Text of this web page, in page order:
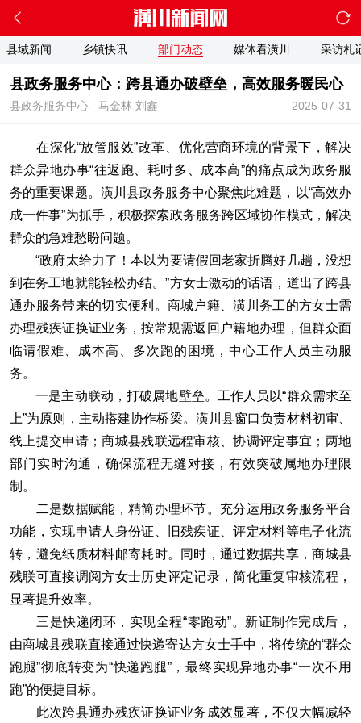
县域新闻 乡镇快讯 部门动态 媒体看潢川 采访札
县政务服务中心：跨县通办破壁垒，高效服务暖民心
2025-07-31
县政务服务中心 马金林 刘鑫
在深化“放管服效”改革、优化营商环境的背景下，解决
群众异地办事“往返跑、耗时多、成本高”的痛点成为政务服
务的重要课题。潢川县政务服务中心聚焦此难题，以“高效办
成一件事”为抓手，积极探索政务服务跨区域协作模式，解决
群众的急难愁盼问题。
“政府太给力了！本以为要请假回老家折腾好几趟，没想
到在务工地就能轻松办结。”方女士激动的话语，道出了跨县
通办服务带来的切实便利。商城户籍、潢川务工的方女士需
办理残疾证换证业务，按常规需返回户籍地办理，但群众面
临请假难、成本高、多次跑的困境，中心工作人员主动服
务。
一是主动联动，打破属地壁垒。工作人员以“群众需求至
上”为原则，主动搭建协作桥梁。潢川县窗口负责材料初审、
线上提交申请；商城县残联远程审核、协调评定事宜；两地
部门实时沟通，确保流程无缝对接，有效突破属地办理限
制。
二是数据赋能，精简办理环节。充分运用政务服务平台
功能，实现申请人身份证、旧残疾证、评定材料等电子化流
转，避免纸质材料邮寄耗时。同时，通过数据共享，商城县
残联可直接调阅方女士历史评定记录，简化重复审核流程，
显著提升效率。
三是快递闭环，实现全程“零跑动”。新证制作完成后，
由商城县残联直接通过快递寄达方女士手中，将传统的“群众
跑腿”彻底转变为“快递跑腿”，最终实现异地办事“一次不用
跑”的便捷目标。
此次跨县通办残疾证换证业务成效显著，不仅大幅减轻